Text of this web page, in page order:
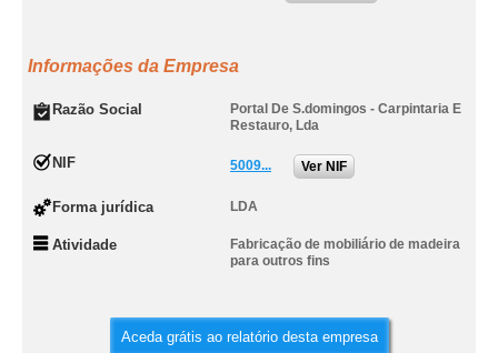
Informações da Empresa
Razão Social
Portal De S.domingos - Carpintaria E
Restauro, Lda
NIF 5009... Ver NIF
Forma jurídica LDA
Atividade
Fabricação de mobiliário de madeira
para outros fins
Aceda grátis ao relatório desta empresa